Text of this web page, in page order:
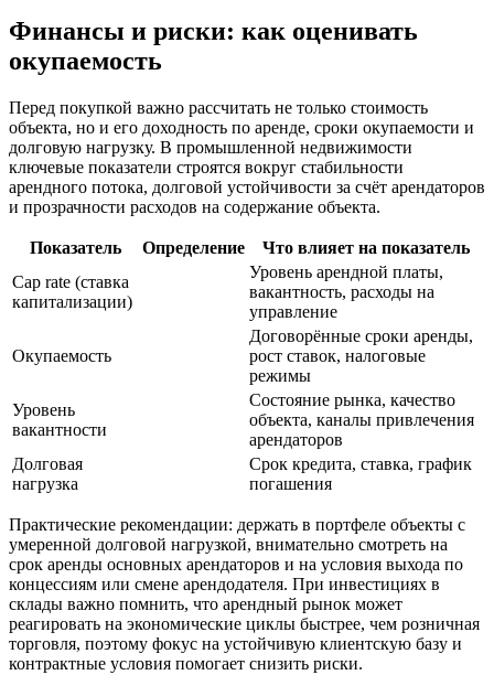
Финансы и риски: как оценивать
окупаемость
Перед покупкой важно рассчитать не только стоимость
объекта, но и его доходность по аренде, сроки окупаемости и
долговую нагрузку. В промышленной недвижимости
ключевые показатели строятся вокруг стабильности
арендного потока, долговой устойчивости за счёт арендаторов
и прозрачности расходов на содержание объекта.
Показатель Определение
Что влияет на показатель
Cap rate (ставка
капитализации)
Уровень арендной платы,
вакантность, расходы на
управление
Окупаемость
Договорённые сроки аренды,
рост ставок, налоговые
режимы
Уровень
вакантности
Состояние рынка, качество
объекта, каналы привлечения
арендаторов
Долговая
нагрузка
Срок кредита, ставка, график
погашения
Практические рекомендации: держать в портфеле объекты с
умеренной долговой нагрузкой, внимательно смотреть на
срок аренды основных арендаторов и на условия выхода по
концессиям или смене арендодателя. При инвестициях в
склады важно помнить, что арендный рынок может
реагировать на экономические циклы быстрее, чем розничная
торговля, поэтому фокус на устойчивую клиентскую базу и
контрактные условия помогает снизить риски.